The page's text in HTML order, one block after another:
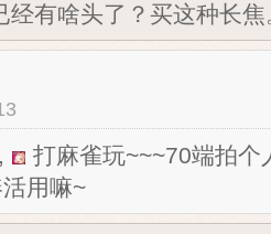
经有啥头了？买这种长
打麻雀玩~~~70端拍个
用嘛~